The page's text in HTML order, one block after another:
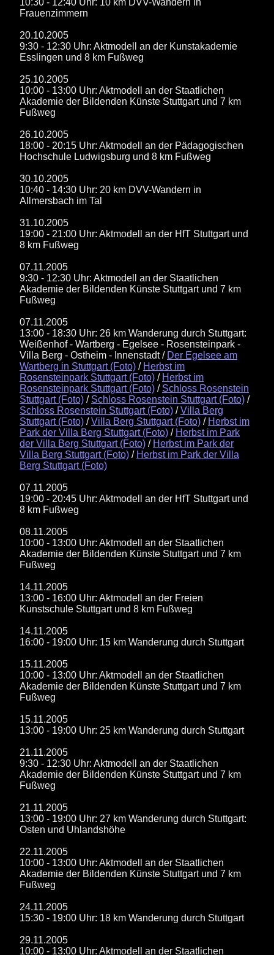
10:30 - 12:40 Uhr: 10 km DVV-Wandern in
Frauenzimmern
20.10.2005
9:30 - 12:30 Uhr: Aktmodell an der Kunstakademie
Esslingen und 8 km Fußweg
25.10.2005
10:00 - 13:00 Uhr: Aktmodell an der Staatlichen
Akademie der Bildenden Künste Stuttgart und 7 km
Fußweg
26.10.2005
18:00 - 20:15 Uhr: Aktmodell an der Pädagogischen
Hochschule Ludwigsburg und 8 km Fußweg
30.10.2005
10:40 - 14:30 Uhr: 20 km DVV-Wandern in
Allmersbach im Tal
31.10.2005
19:00 - 21:00 Uhr: Aktmodell an der HfT Stuttgart und
8 km Fußweg
07.11.2005
9:30 - 12:30 Uhr: Aktmodell an der Staatlichen
Akademie der Bildenden Künste Stuttgart und 7 km
Fußweg
07.11.2005
13:00 - 18:30 Uhr: 26 km Wanderung durch Stuttgart:
Weißenhof - Wartberg - Egelsee - Rosensteinpark -
Villa Berg - Ostheim - Innenstadt / Der Egelsee am
Wartberg in Stuttgart (Foto) / Herbst im
Rosensteinpark Stuttgart (Foto) / Herbst im
Rosensteinpark Stuttgart (Foto) / Schloss Rosenstein
Stuttgart (Foto) / Schloss Rosenstein Stuttgart (Foto) /
Schloss Rosenstein Stuttgart (Foto) /Villa Berg
Stuttgart (Foto) /Villa Berg Stuttgart (Foto) / Herbst im
Park der Villa Berg Stuttgart (Foto) / Herbst im Park
der Villa Berg Stuttgart (Foto) / Herbst im Park der
Villa Berg Stuttgart (Foto) / Herbst im Park der Villa
Berg Stuttgart (Foto)
07.11.2005
19:00 - 20:45 Uhr: Aktmodell an der HfT Stuttgart und
8 km Fußweg
08.11.2005
10:00 - 13:00 Uhr: Aktmodell an der Staatlichen
Akademie der Bildenden Künste Stuttgart und 7 km
Fußweg
14.11.2005
13:00 - 16:00 Uhr: Aktmodell an der Freien
Kunstschule Stuttgart und 8 km Fußweg
14.11.2005
16:00 - 19:00 Uhr: 15 km Wanderung durch Stuttgart
15.11.2005
10:00 - 13:00 Uhr: Aktmodell an der Staatlichen
Akademie der Bildenden Künste Stuttgart und 7 km
Fußweg
15.11.2005
13:00 - 19:00 Uhr: 25 km Wanderung durch Stuttgart
21.11.2005
9:30 - 12:30 Uhr: Aktmodell an der Staatlichen
Akademie der Bildenden Künste Stuttgart und 7 km
Fußweg
21.11.2005
13:00 - 19:00 Uhr: 27 km Wanderung durch Stuttgart:
Osten und Uhlandshöhe
22.11.2005
10:00 - 13:00 Uhr: Aktmodell an der Staatlichen
Akademie der Bildenden Künste Stuttgart und 7 km
Fußweg
24.11.2005
15:30 - 19:00 Uhr: 18 km Wanderung durch Stuttgart
29.11.2005
10:00 - 13:00 Uhr: Aktmodell an der Staatlichen